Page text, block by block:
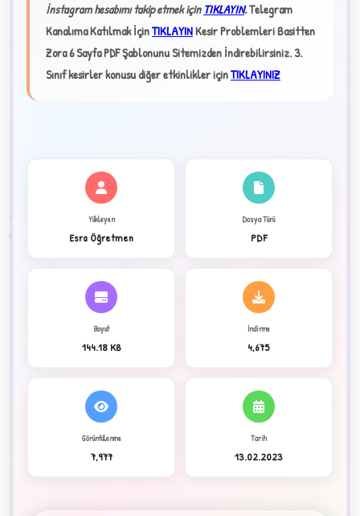
İnstagram hesabımı takip etmek içinTIKLAYIN.Telegram
Kanalıma Katılmak İçinTIKLAYINKesir Problemleri Basitten
Zora 6 Sayfa PDF Şablonunu Sitemizden İndirebilirsiniz.3.
Sınıf kesirler konusu diğer etkinlikler içinTIKLAYINIZ
Yükleyen
Esra Öğretmen
Dosya Türü
PDF
Boyut
144.18 KB
İndirme
4,675
Görüntülenme
7,977
Tarih
13.02.2023